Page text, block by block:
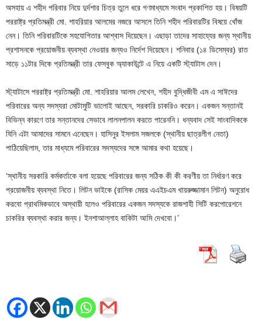
অসহায় এ শহীদ পরিবার নিয়ে দুর্দশার চিত্র তুলে ধরে গণমাধ্যমে সংবাদ প্রকাশিত হয়। বিষয়টি
পররাষ্ট্র প্রতিমন্ত্রী মো. শাহরিয়ার আলমের নজরে আসলে তিনি শহীদ পরিবারটির বিষয়ে খোঁজ
নেন। তিনি পরিবারটিকে সহযোগিতার আশ্বাস দিয়েছেন। এছাড়া তাদের সাহায্যের জন্য স্থানীয়
প্রশাসনকে প্রয়োজনীয় ব্যবস্থা নেওয়ার জন্যও নির্দেশ দিয়েছেন। শনিবার (১৪ ডিসেম্বর) রাত
সাড়ে ১১টার দিকে প্রতিমন্ত্রী তার ফেসবুক অ্যাকাউন্টে এ নিয়ে একটি স্ট্যাটাস দেন।
স্ট্যাটাসে পররাষ্ট্র প্রতিমন্ত্রী মো. শাহরিয়ার আলম লেখেন, শহীদ বুদ্ধিজীবী এম এ সাঈদের
পরিবারের অন্য সদস্যরা মোটামুটি ভালোই আছেন, সরকারি চাকরিও করেন। একজন সন্তানই
বিভিন্ন কারণে তার সন্তানদের সেভাবে লালনপালন করতে পারেননি। ধন্যবাদ সেই সাংবাদিককে
যিনি এটা আমাদের সামনে এনেছেন। হাসিনুর ইসলাম সজলকে (স্থানীয় ছাত্রলীগ নেতা)
পাঠিয়েছিলাম, তার মাধ্যমে পরিবারের সদস্যদের সঙ্গে আমার কথা হয়েছে।
‘স্থানীয় সরকারি কর্মকর্তাকে বলা হয়েছে পরিবারের জন্য সঠিক কী কী করণীয় তা নির্ধারণ করে
প্রয়োজনীয় ব্যবস্থা নিতে। লিটন ভাইকে (রাসিক মেয়র এএইচএম খায়রুজ্জামান লিটন) অনুরোধ
করবো প্রাথমিকভাবে অস্থায়ী হলেও পরিবারের একজন সদস্যকে রাজশাহী সিটি করপোরেশনে
চাকরির ব্যবস্থা করার জন্য। ইনশাআল্লাহ বাকিটা আমি দেখবো।’